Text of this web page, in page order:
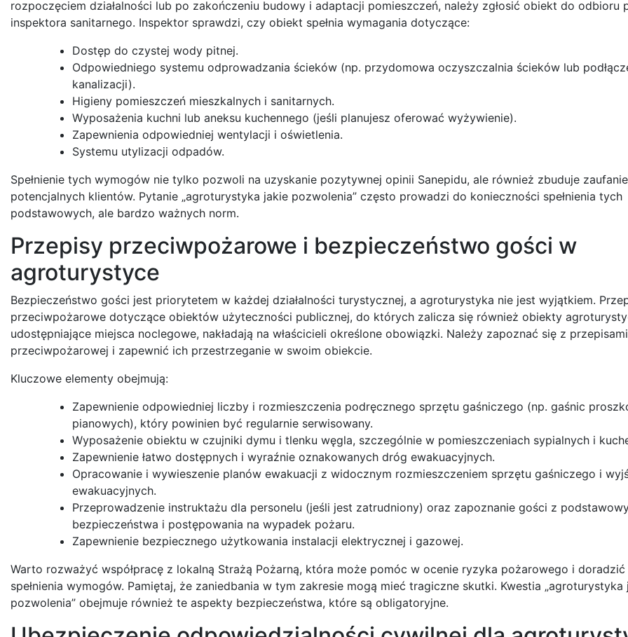
rozpoczęciem działalności lub po zakończeniu budowy i adaptacji pomieszczeń, należy zgłosić obiekt do odbioru
inspektora sanitarnego. Inspektor sprawdzi, czy obiekt spełnia wymagania dotyczące:
Dostęp do czystej wody pitnej.
Odpowiedniego systemu odprowadzania ścieków (np. przydomowa oczyszczalnia ścieków lub
kanalizacji).
Higieny pomieszczeń mieszkalnych i sanitarnych.
Wyposażenia kuchni lub aneksu kuchennego (jeśli planujesz oferować wyżywienie).
Zapewnienia odpowiedniej wentylacji i oświetlenia.
Systemu utylizacji odpadów.
Spełnienie tych wymogów nie tylko pozwoli na uzyskanie pozytywnej opinii Sanepidu, ale również zbuduje
potencjalnych klientów. Pytanie „agroturystyka jakie pozwolenia” często prowadzi do konieczności spełnienia tych
podstawowych, ale bardzo ważnych norm.
Przepisy przeciwpożarowe i bezpieczeństwo gości w
agroturystyce
Bezpieczeństwo gości jest priorytetem w każdej działalności turystycznej, a agroturystyka nie jest wyjątkiem.
przeciwpożarowe dotyczące obiektów użyteczności publicznej, do których zalicza się również obiekty
udostępniające miejsca noclegowe, nakładają na właścicieli określone obowiązki. Należy zapoznać się z
przeciwpożarowej i zapewnić ich przestrzeganie w swoim obiekcie.
Kluczowe elementy obejmują:
Zapewnienie odpowiedniej liczby i rozmieszczenia podręcznego sprzętu gaśniczego (np. gaśnic
pianowych), który powinien być regularnie serwisowany.
Wyposażenie obiektu w czujniki dymu i tlenku węgla, szczególnie w pomieszczeniach sypialnych i
Zapewnienie łatwo dostępnych i wyraźnie oznakowanych dróg ewakuacyjnych.
Opracowanie i wywieszenie planów ewakuacji z widocznym rozmieszczeniem sprzętu gaśniczego i
ewakuacyjnych.
Przeprowadzenie instruktażu dla personelu (jeśli jest zatrudniony) oraz zapoznanie gości z
bezpieczeństwa i postępowania na wypadek pożaru.
Zapewnienie bezpiecznego użytkowania instalacji elektrycznej i gazowej.
Warto rozważyć współpracę z lokalną Strażą Pożarną, która może pomóc w ocenie ryzyka pożarowego i
spełnienia wymogów. Pamiętaj, że zaniedbania w tym zakresie mogą mieć tragiczne skutki. Kwestia „agroturystyka
pozwolenia” obejmuje również te aspekty bezpieczeństwa, które są obligatoryjne.